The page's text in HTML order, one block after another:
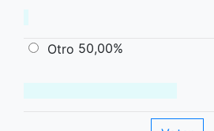
Otro 50,00%